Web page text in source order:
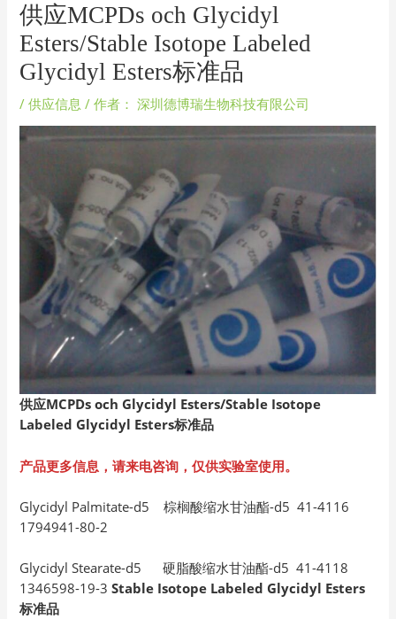
供应MCPDs och Glycidyl
Esters/Stable Isotope Labeled
Glycidyl Esters标准品
/供应信息 / 作者： 深圳德博瑞生物科技有限公司
供应MCPDs och Glycidyl Esters/Stable Isotope
Labeled Glycidyl Esters标准品
产品更多信息，请来电咨询，仅供实验室使用。
Glycidyl Palmitate-d5 棕榈酸缩水甘油酯-d5 41-4116
1794941-80-2
Glycidyl Stearate-d5 硬脂酸缩水甘油酯-d5 41-4118
1346598-19-3Stable Isotope Labeled Glycidyl Esters
标准品